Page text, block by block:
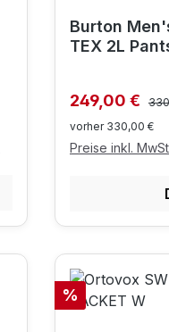
Burton
TEX 2L
249,00 €
vorher 330,00 €
Preise inkl.
Rabatt
%